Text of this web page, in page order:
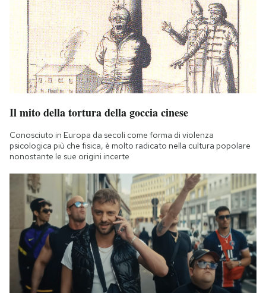
Il mito della tortura della goccia cinese
Conosciuto in Europa da secoli come forma di violenza
psicologica più che fisica, è molto radicato nella cultura popolare
nonostante le sue origini incerte